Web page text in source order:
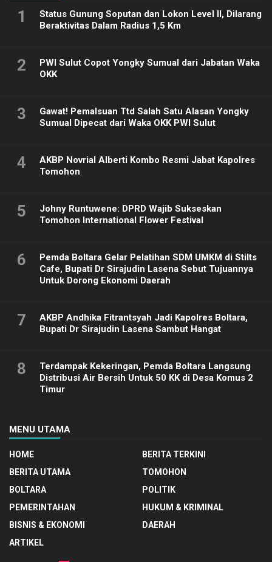
1
Status Gunung Soputan dan Lokon Level II, Dilarang
Beraktivitas Dalam Radius 1,5 Km
2
PWI Sulut Copot Yongky Sumual dari Jabatan Waka
OKK
3
Gawat! Pemalsuan Ttd Salah Satu Alasan Yongky
Sumual Dipecat dari Waka OKK PWI Sulut
4
AKBP Novrial Alberti Kombo Resmi Jabat Kapolres
Tomohon
5
Johny Runtuwene: DPRD Wajib Sukseskan
Tomohon International Flower Festival
6
Pemda Boltara Gelar Pelatihan SDM UMKM di Stilts
Cafe, Bupati Dr Sirajudin Lasena Sebut Tujuannya
Untuk Dorong Ekonomi Daerah
7
AKBP Andhika Fitrantsyah Jadi Kapolres Boltara,
Bupati Dr Sirajudin Lasena Sambut Hangat
8
Terdampak Kekeringan, Pemda Boltara Langsung
Distribusi Air Bersih Untuk 50 KK di Desa Komus 2
Timur
MENU UTAMA
HOME
BERITA TERKINI
BERITA UTAMA
TOMOHON
BOLTARA
POLITIK
PEMERINTAHAN
HUKUM & KRIMINAL
BISNIS & EKONOMI
DAERAH
ARTIKEL